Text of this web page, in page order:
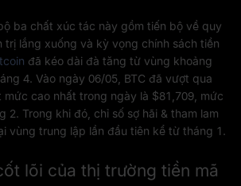
ba chất xúc tác này gồm tiến bộ về quy
trị lắng xuống và kỳ vọng chính sách tiền
đã kéo dài đà tăng từ vùng khoảng
4. Vào ngày 06/05, BTC đã vượt qua
mức cao nhất trong ngày là $81,709, mức
2. Trong khi đó, chỉ số sợ hãi & tham lam
vùng trung lập lần đầu tiên kể từ tháng 1.
lõi của thị trường tiền mã